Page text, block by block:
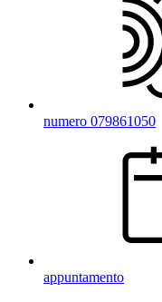
numero 079861050
appuntamento